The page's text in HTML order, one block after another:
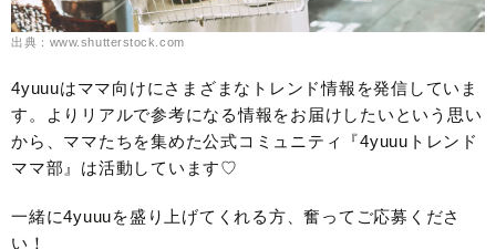
出典：www.shutterstock.com
4yuuuはママ向けにさまざまなトレンド情報を発信していま
す。よりリアルで参考になる情報をお届けしたいという思い
から、ママたちを集めた公式コミュニティ『4yuuuトレンド
ママ部』は活動しています♡
一緒に4yuuuを盛り上げてくれる方、奮ってご応募くださ
い！